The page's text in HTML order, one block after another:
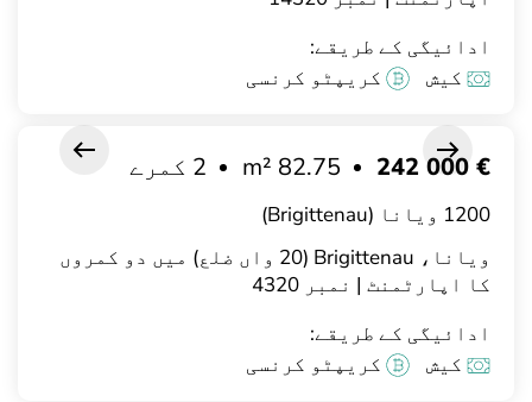
ادائیگی کے طریقے:
کیش
کریپٹو کرنسی
ویانا، Brigittenau (20 واں ضلع) میں دو کمروں
کا اپارٹمنٹ | نمبر 4320
€ 242 000
82.75 m² 2 کمرے
1200 ویانا (Brigittenau)
ادائیگی کے طریقے:
کیش
کریپٹو کرنسی